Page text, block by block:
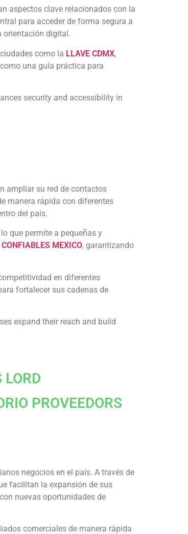
aspectos clave relacionados con la
para acceder de forma segura a
orientación digital.
como la LLAVE CDMX,
una guía práctica para
security and accessibility in
ampliar su red de contactos
manera rápida con diferentes
del país.
lo que permite a pequeñas y
CONFIABLES MEXICO, garantizando
en diferentes
fortalecer sus cadenas de
expand their reach and build
LORD
PROVEEDORS
negocios en el país. A través de
facilitan la expansión de sus
nuevas oportunidades de
comerciales de manera rápida